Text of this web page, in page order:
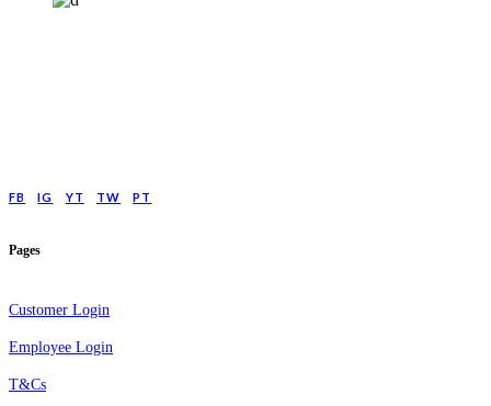
FB IG YT TW PT
Pages
Customer Login
Employee Login
T&Cs